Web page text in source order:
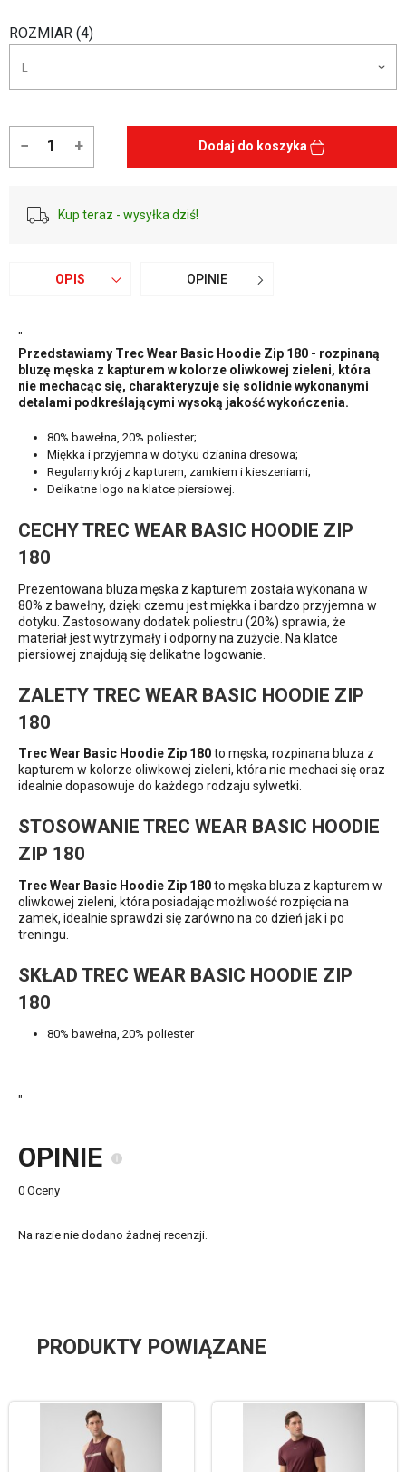
ROZMIAR (4)
− + Dodaj do koszyka
Kup teraz - wysyłka dziś!
OPIS OPINIE
"
Przedstawiamy Trec Wear Basic Hoodie Zip 180 - rozpinaną
bluzę męska z kapturem w kolorze oliwkowej zieleni, która
nie mechacąc się, charakteryzuje się solidnie wykonanymi
detalami podkreślającymi wysoką jakość wykończenia.
80% bawełna, 20% poliester;
Miękka i przyjemna w dotyku dzianina dresowa;
Regularny krój z kapturem, zamkiem i kieszeniami;
Delikatne logo na klatce piersiowej.
CECHY TREC WEAR BASIC HOODIE ZIP
180
Prezentowana bluza męska z kapturem została wykonana w
80% z bawełny, dzięki czemu jest miękka i bardzo przyjemna w
dotyku. Zastosowany dodatek poliestru (20%) sprawia, że
materiał jest wytrzymały i odporny na zużycie. Na klatce
piersiowej znajdują się delikatne logowanie.
ZALETY TREC WEAR BASIC HOODIE ZIP
180
Trec Wear Basic Hoodie Zip 180to męska, rozpinana bluza z
kapturem w kolorze oliwkowej zieleni, która nie mechaci się oraz
idealnie dopasowuje do każdego rodzaju sylwetki.
STOSOWANIE TREC WEAR BASIC HOODIE
ZIP 180
Trec Wear Basic Hoodie Zip 180to męska bluza z kapturem w
oliwkowej zieleni, która posiadając możliwość rozpięcia na
zamek, idealnie sprawdzi się zarówno na co dzień jak i po
treningu.
SKŁAD TREC WEAR BASIC HOODIE ZIP
180
80% bawełna, 20% poliester
"
OPINIE
0 Oceny
Na razie nie dodano żadnej recenzji.
PRODUKTY POWIĄZANE